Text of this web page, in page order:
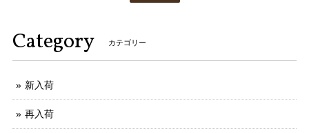
Category カテゴリー
新入荷
再入荷